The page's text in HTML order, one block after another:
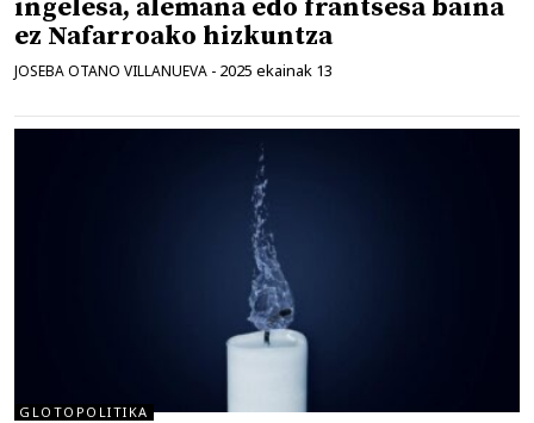
ingelesa, alemana edo frantsesa baina
ez Nafarroako hizkuntza
JOSEBA OTANO VILLANUEVA - 2025 ekainak 13
GLOTOPOLITIKA